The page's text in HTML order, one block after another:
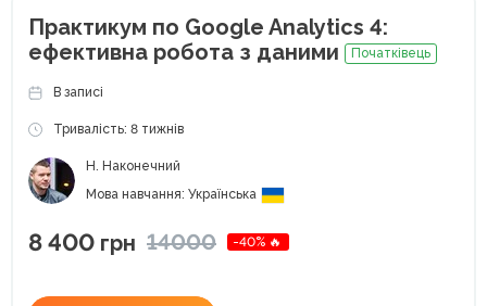
Практикум по Google Analytics 4:
ефективна робота з даними
Початківець
В записі
Тривалість: 8 тижнів
Н. Наконечний
Мова навчання: Українська
8 400 грн 14000 -40% 🔥